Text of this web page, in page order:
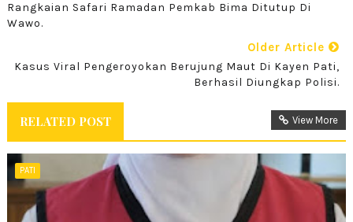
Rangkaian Safari Ramadan Pemkab Bima Ditutup Di
Wawo.
Older Article
Kasus Viral Pengeroyokan Berujung Maut Di Kayen Pati,
Berhasil Diungkap Polisi.
RELATED POST View More
PATI